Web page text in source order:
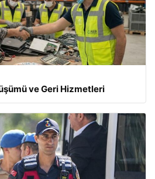
ve Geri Hizmetleri